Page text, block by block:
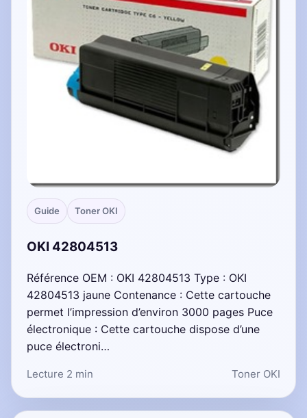
Guide Toner OKI
OKI 42804513
Référence OEM : OKI 42804513 Type : OKI
42804513 jaune Contenance : Cette cartouche
permet l’impression d’environ 3000 pages Puce
électronique : Cette cartouche dispose d’une
puce électroni…
Lecture 2 min Toner OKI